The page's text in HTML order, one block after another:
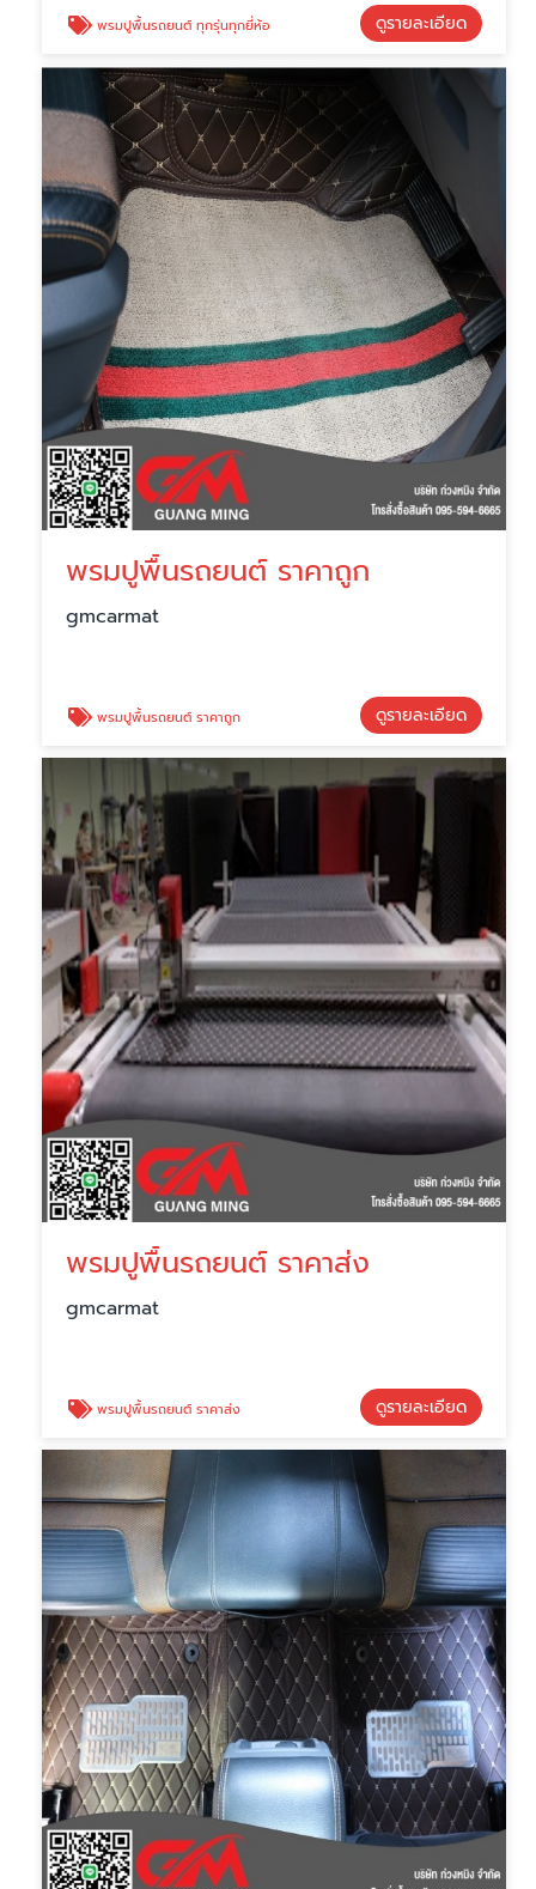
พรมปูพื้นรถยนต์ ทุกรุ่นทุกยี่ห้อ ดูรายละเอียด
พรมปูพื้นรถยนต์ ราคาถูก
gmcarmat
พรมปูพื้นรถยนต์ ราคาถูก ดูรายละเอียด
พรมปูพื้นรถยนต์ ราคาส่ง
gmcarmat
พรมปูพื้นรถยนต์ ราคาส่ง ดูรายละเอียด